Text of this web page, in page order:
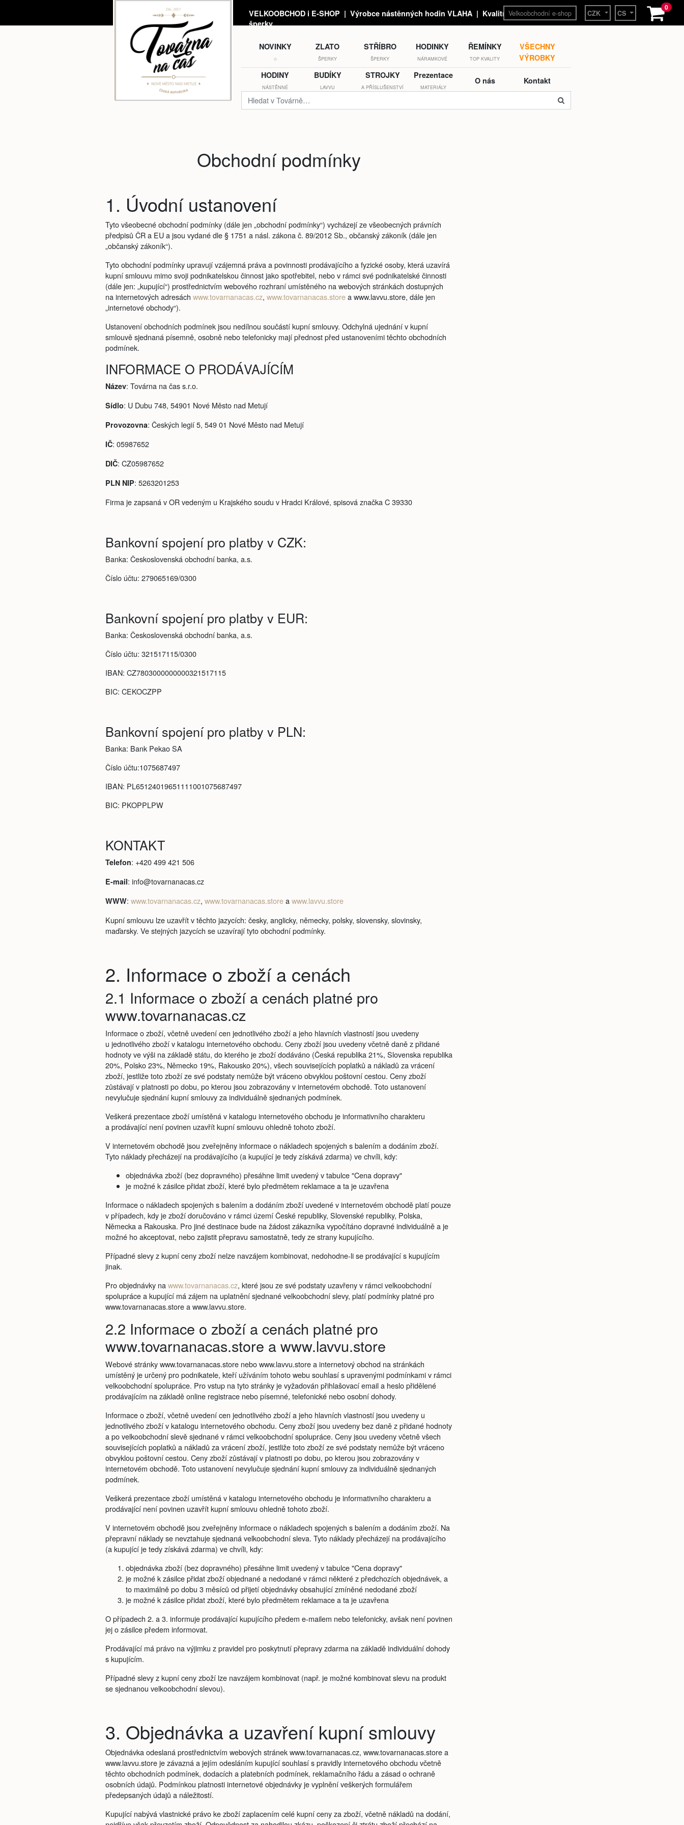
Velkoobchodní e-shop CZK CS
0
VELKOOBCHOD i E-SHOP | Výrobce nástěnných hodin VLAHA | Kvalitní hodinky a
šperky
NOVINKY
☆
ZLATO
ŠPERKY
STŘÍBRO
ŠPERKY
HODINKY
NÁRAMKOVÉ
ŘEMÍNKY
TOP KVALITY
VŠECHNY
VÝROBKY
HODINY
NÁSTĚNNÉ
BUDÍKY
LAVVU
STROJKY
A PŘÍSLUŠENSTVÍ
Prezentace
MATERIÁLY
O nás Kontakt
Obchodní podmínky
1. Úvodní ustanovení
Tyto všeobecné obchodní podmínky (dále jen „obchodní podmínky“) vycházejí ze všeobecných právních
předpisů ČR a EU a jsou vydané dle § 1751 a násl. zákona č. 89/2012 Sb., občanský zákoník (dále jen
„občanský zákoník“).
Tyto obchodní podmínky upravují vzájemná práva a povinnosti prodávajícího a fyzické osoby, která uzavírá
kupní smlouvu mimo svoji podnikatelskou činnost jako spotřebitel, nebo v rámci své podnikatelské činnosti
(dále jen: „kupující“) prostřednictvím webového rozhraní umístěného na webových stránkách dostupných
na internetových adresách www.tovarnanacas.cz, www.tovarnanacas.storea www.lavvu.store, dále jen
„internetové obchody“).
Ustanovení obchodních podmínek jsou nedílnou součástí kupní smlouvy. Odchylná ujednání v kupní
smlouvě sjednaná písemně, osobně nebo telefonicky mají přednost před ustanoveními těchto obchodních
podmínek.
INFORMACE O PRODÁVAJÍCÍM
Název: Továrna na čas s.r.o.
Sídlo: U Dubu 748, 54901 Nové Město nad Metují
Provozovna: Českých legií 5, 549 01 Nové Město nad Metují
IČ: 05987652
DIČ: CZ05987652
PLN NIP: 5263201253
Firma je zapsaná v OR vedeným u Krajského soudu v Hradci Králové, spisová značka C 39330
Bankovní spojení pro platby v CZK:
Banka: Československá obchodní banka, a.s.
Číslo účtu: 279065169/0300
Bankovní spojení pro platby v EUR:
Banka: Československá obchodní banka, a.s.
Číslo účtu: 321517115/0300
IBAN: CZ7803000000000321517115
BIC: CEKOCZPP
Bankovní spojení pro platby v PLN:
Banka: Bank Pekao SA
Číslo účtu:1075687497
IBAN: PL65124019651111001075687497
BIC: PKOPPLPW
KONTAKT
Telefon: +420 499 421 506
E-mail: info@tovarnanacas.cz
WWW: www.tovarnanacas.cz, www.tovarnanacas.storeawww.lavvu.store
Kupní smlouvu lze uzavřít v těchto jazycích: česky, anglicky, německy, polsky, slovensky, slovinsky,
maďarsky. Ve stejných jazycích se uzavírají tyto obchodní podmínky.
2. Informace o zboží a cenách
2.1 Informace o zboží a cenách platné pro
www.tovarnanacas.cz
Informace o zboží, včetně uvedení cen jednotlivého zboží a jeho hlavních vlastností jsou uvedeny
u jednotlivého zboží v katalogu internetového obchodu. Ceny zboží jsou uvedeny včetně daně z přidané
hodnoty ve výši na základě státu, do kterého je zboží dodáváno (Česká republika 21%, Slovenska republika
20%, Polsko 23%, Německo 19%, Rakousko 20%), všech souvisejících poplatků a nákladů za vrácení
zboží, jestliže toto zboží ze své podstaty nemůže být vráceno obvyklou poštovní cestou. Ceny zboží
zůstávají v platnosti po dobu, po kterou jsou zobrazovány v internetovém obchodě. Toto ustanovení
nevylučuje sjednání kupní smlouvy za individuálně sjednaných podmínek.
Veškerá prezentace zboží umístěná v katalogu internetového obchodu je informativního charakteru
a prodávající není povinen uzavřít kupní smlouvu ohledně tohoto zboží.
V internetovém obchodě jsou zveřejněny informace o nákladech spojených s balením a dodáním zboží.
Tyto náklady přecházejí na prodávajícího (a kupující je tedy získává zdarma) ve chvíli, kdy:
objednávka zboží (bez dopravného) přesáhne limit uvedený v tabulce "Cena dopravy"
je možné k zásilce přidat zboží, které bylo předmětem reklamace a ta je uzavřena
Informace o nákladech spojených s balením a dodáním zboží uvedené v internetovém obchodě platí pouze
v případech, kdy je zboží doručováno v rámci území České republiky, Slovenské republiky, Polska,
Německa a Rakouska. Pro jiné destinace bude na žádost zákazníka vypočítáno dopravné individuálně a je
možné ho akceptovat, nebo zajistit přepravu samostatně, tedy ze strany kupujícího.
Případné slevy z kupní ceny zboží nelze navzájem kombinovat, nedohodne-li se prodávající s kupujícím
jinak.
Pro objednávky nawww.tovarnanacas.cz, které jsou ze své podstaty uzavřeny v rámci velkoobchodní
spolupráce a kupující má zájem na uplatnění sjednané velkoobchodní slevy, platí podmínky platné pro
www.tovarnanacas.store a www.lavvu.store.
2.2 Informace o zboží a cenách platné pro
www.tovarnanacas.store a www.lavvu.store
Webové stránky www.tovarnanacas.store nebo www.lavvu.store a internetový obchod na stránkách
umístěný je určený pro podnikatele, kteří užíváním tohoto webu souhlasí s upravenými podmínkami v rámci
velkoobchodní spolupráce. Pro vstup na tyto stránky je vyžadován přihlašovací email a heslo přidělené
prodávajícím na základě online registrace nebo písemné, telefonické nebo osobní dohody.
Informace o zboží, včetně uvedení cen jednotlivého zboží a jeho hlavních vlastností jsou uvedeny u
jednotlivého zboží v katalogu internetového obchodu. Ceny zboží jsou uvedeny bez daně z přidané hodnoty
a po velkoobchodní slevě sjednané v rámci velkoobchodní spolupráce. Ceny jsou uvedeny včetně všech
souvisejících poplatků a nákladů za vrácení zboží, jestliže toto zboží ze své podstaty nemůže být vráceno
obvyklou poštovní cestou. Ceny zboží zůstávají v platnosti po dobu, po kterou jsou zobrazovány v
internetovém obchodě. Toto ustanovení nevylučuje sjednání kupní smlouvy za individuálně sjednaných
podmínek.
Veškerá prezentace zboží umístěná v katalogu internetového obchodu je informativního charakteru a
prodávající není povinen uzavřít kupní smlouvu ohledně tohoto zboží.
V internetovém obchodě jsou zveřejněny informace o nákladech spojených s balením a dodáním zboží. Na
přepravní náklady se nevztahuje sjednaná velkoobchodní sleva. Tyto náklady přecházejí na prodávajícího
(a kupující je tedy získává zdarma) ve chvíli, kdy:
objednávka zboží (bez dopravného) přesáhne limit uvedený v tabulce "Cena dopravy"
je možné k zásilce přidat zboží objednané a nedodané v rámci některé z předchozích objednávek, a
to maximálně po dobu 3 měsíců od přijetí objednávky obsahující zmíněné nedodané zboží
je možné k zásilce přidat zboží, které bylo předmětem reklamace a ta je uzavřena
O případech 2. a 3. informuje prodávající kupujícího předem e-mailem nebo telefonicky, avšak není povinen
jej o zásilce předem informovat.
Prodávající má právo na výjimku z pravidel pro poskytnutí přepravy zdarma na základě individuální dohody
s kupujícím.
Případné slevy z kupní ceny zboží lze navzájem kombinovat (např. je možné kombinovat slevu na produkt
se sjednanou velkoobchodní slevou).
3. Objednávka a uzavření kupní smlouvy
Objednávka odeslaná prostřednictvím webových stránek www.tovarnanacas.cz, www.tovarnanacas.store a
www.lavvu.store je závazná a jejím odesláním kupující souhlasí s pravidly internetového obchodu včetně
těchto obchodních podmínek, dodacích a platebních podmínek, reklamačního řádu a zásad o ochraně
osobních údajů. Podmínkou platnosti internetové objednávky je vyplnění veškerých formulářem
předepsaných údajů a náležitostí.
Kupující nabývá vlastnické právo ke zboží zaplacením celé kupní ceny za zboží, včetně nákladů na dodání,